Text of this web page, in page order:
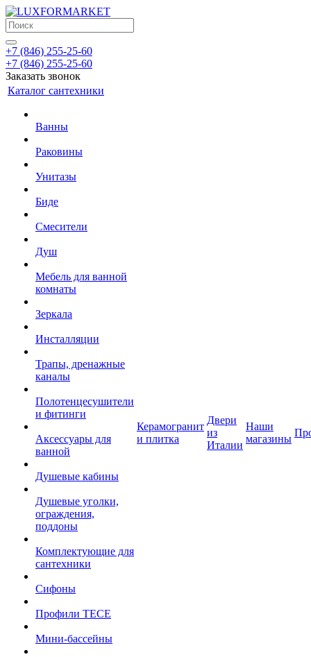
+7 (846) 255-25-60
+7 (846) 255-25-60
Заказать звонок
Каталог сантехники
Ванны
Раковины
Унитазы
Биде
Смесители
Душ
Мебель для ванной
комнаты
Зеркала
Инсталляции
Трапы, дренажные
каналы
Полотенцесушители
и фитинги
Аксессуары для
ванной
Душевые кабины
Душевые уголки,
ограждения,
поддоны
Комплектующие для
сантехники
Сифоны
Профили TECE
Мини-бассейны
Керамогранит
и плитка
Двери
из
Италии
Наши
магазины